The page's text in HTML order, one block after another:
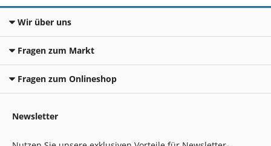
Wir über uns
Fragen zum Markt
Fragen zum Onlineshop
Newsletter